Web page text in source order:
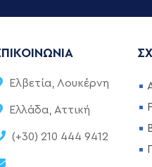
Ελβετία, Λουκέρνη
Ελλάδα, Αττική
(+30) 210 444 9412